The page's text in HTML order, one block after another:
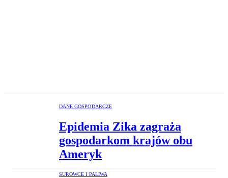
DANE GOSPODARCZE
Epidemia Zika zagraża
gospodarkom krajów obu
Ameryk
SUROWCE I PALIWA